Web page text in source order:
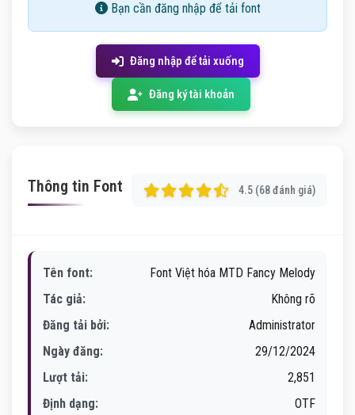
Bạn cần đăng nhập để tải font
Đăng nhập để tải xuống
Đăng ký tài khoản
Thông tin Font 4.5 (68 đánh giá)
Tên font:
Font Việt hóa MTD Fancy Melody
Tác giả:
Không rõ
Đăng tải bởi:
Administrator
Ngày đăng:
29/12/2024
Lượt tải:
2,851
Định dạng:
OTF